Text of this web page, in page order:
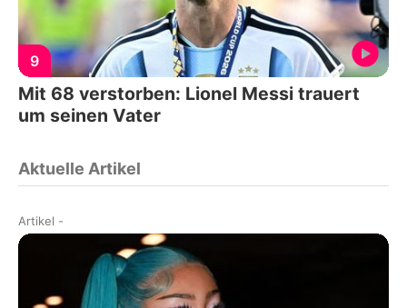
9
Mit 68 verstorben: Lionel Messi trauert
um seinen Vater
Aktuelle Artikel
Artikel -